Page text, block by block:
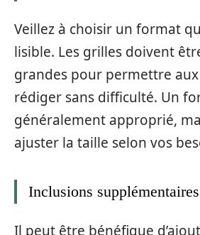
Veillez à choisir un format
lisible. Les grilles doivent
grandes pour permettre aux
rédiger sans difficulté. Un
généralement approprié,
ajuster la taille selon vos
Inclusions supplémentaires
Il peut être bénéfique